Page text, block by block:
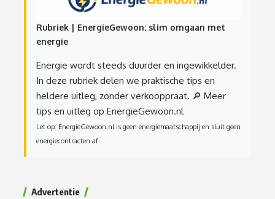
Rubriek | EnergieGewoon: slim omgaan met
energie
Energie wordt steeds duurder en ingewikkelder.
In deze rubriek delen we praktische tips en
heldere uitleg, zonder verkooppraat. 🔎 Meer
tips en uitleg op EnergieGewoon.nl
Let op: EnergieGewoon.nl is geen energiemaatschappij en sluit geen
energiecontracten af.
Advertentie